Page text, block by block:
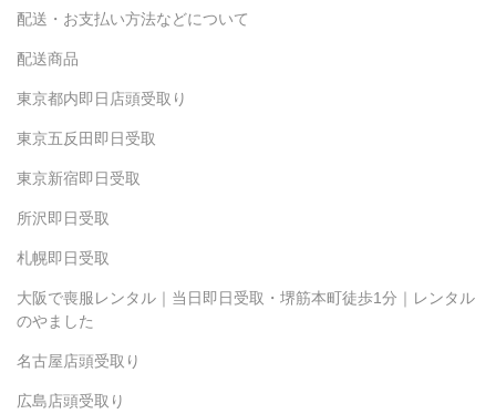
配送・お支払い方法などについて
配送商品
東京都内即日店頭受取り
東京五反田即日受取
東京新宿即日受取
所沢即日受取
札幌即日受取
大阪で喪服レンタル｜当日即日受取・堺筋本町徒歩1分｜レンタル
のやました
名古屋店頭受取り
広島店頭受取り